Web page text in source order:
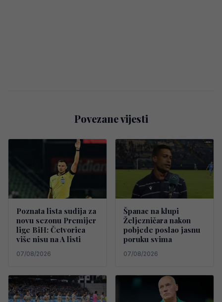
Povezane vijesti
Poznata lista sudija za
novu sezonu Premijer
lige BiH: Četvorica
više nisu na A listi
07/08/2026
Španac na klupi
Željezničara nakon
pobjede poslao jasnu
poruku svima
07/08/2026